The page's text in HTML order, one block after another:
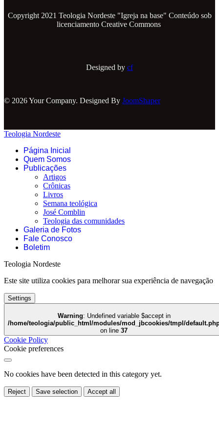
Copyright 2021 Teologia Nordeste "Igreja na base" Conteúdo sob
licenciamento Creative Commons
Designed by cf
© 2026 Your Company. Designed By JoomShaper
Teologia Nordeste
Página Inicial
Quem Somos
Publicações
Artigos
Crônicas
Livros
Semana teológica
José Comblin
Teologia das comunidades
Galeria de Fotos
Fale Conosco
Boletim
Teologia Nordeste
Este site utiliza cookies para melhorar sua experiência de navegação
Settings
Warning
: Undefined variable $accept in
/home/teologia/public_html/modules/mod_jbcookies/tmpl/
on line 37
Cookie Policy
Cookie preferences
No cookies have been detected in this category yet.
Reject Save selection Accept all